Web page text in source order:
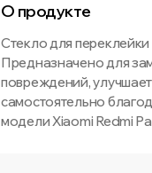
О продукте
Стекло для переклейки
Предназначено для
повреждений, улучшает
самостоятельно
модели Xiaomi Redmi